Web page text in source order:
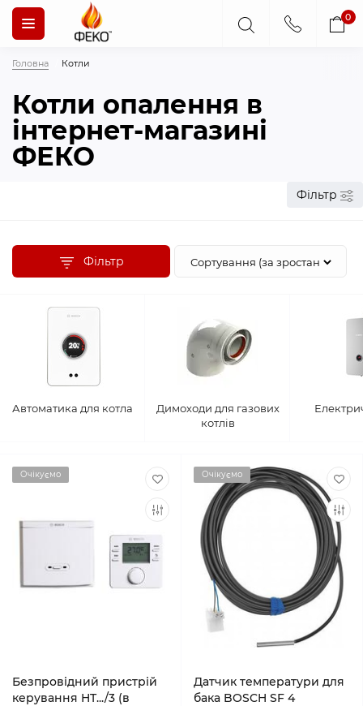
0
Головна Котли
Котли опалення в
інтернет-магазині
ФЕКО
Фільтр
Фільтр
Автоматика для котла
Димоходи для газових
котлів
Очікуємо
Безпровідний пристрій
керування HT.../3 (в
Очікуємо
Датчик температури для
бака BOSCH SF 4